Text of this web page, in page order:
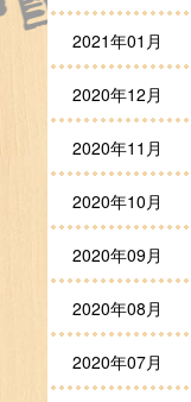
2021年01月
2020年12月
2020年11月
2020年10月
2020年09月
2020年08月
2020年07月